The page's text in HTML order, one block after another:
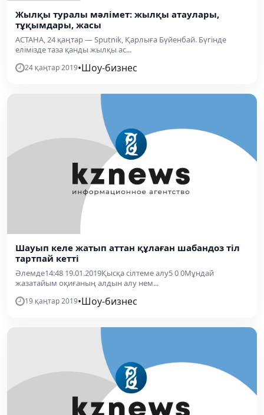
Жылқы туралы мәлімет: жылқы атаулары,
тұқымдары, жасы
АСТАНА, 24 қаңтар — Sputnik, Қарлыға Бүйенбай. Бүгінде
елімізде таза қанды жылқы ас...
24 қаңтар 2019•Шоу-бизнес
Шауып келе жатып аттан құлаған шабандоз тіл
тартпай кетті
Әлемде14:48 19.01.2019Қысқа сілтеме алу5 0 0Мұндай
жазатайым оқиғаның алдын алу нем...
19 қаңтар 2019•Шоу-бизнес